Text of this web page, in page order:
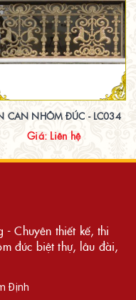
CAN NHÔM ĐÚC - LC034
Giá: Liên hệ
- Chuyên thiết kế, thi
đúc biệt thự, lâu đài,
Định